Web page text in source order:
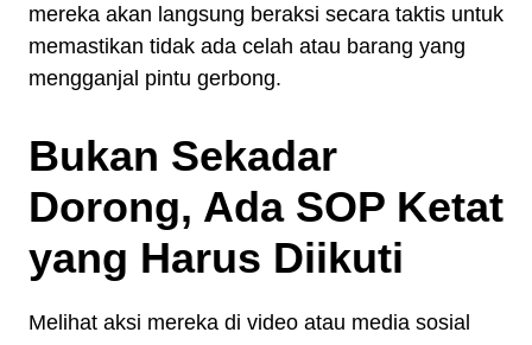
mereka akan langsung beraksi secara taktis untuk
memastikan tidak ada celah atau barang yang
mengganjal pintu gerbong.
Bukan Sekadar
Dorong, Ada SOP Ketat
yang Harus Diikuti
Melihat aksi mereka di video atau media sosial